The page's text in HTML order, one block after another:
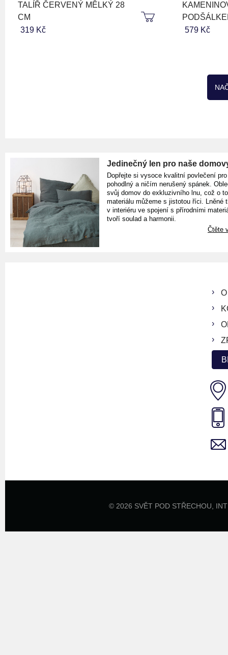
TALÍŘ ČERVENÝ MĚLKÝ 28
CM
319 Kč
579 Kč
Jedinečný len pro naše
Dopřejte si vysoce kvalitní povlečení pro
pohodlný a ničím nerušený spánek.
svůj domov do exkluzivního lnu, což o
materiálu můžeme s jistotou říci. Lněné
v interiéru ve spojení s přírodními
tvoří soulad a harmonii.
Čtěte
© 2026 SVĚT POD STŘECHOU,